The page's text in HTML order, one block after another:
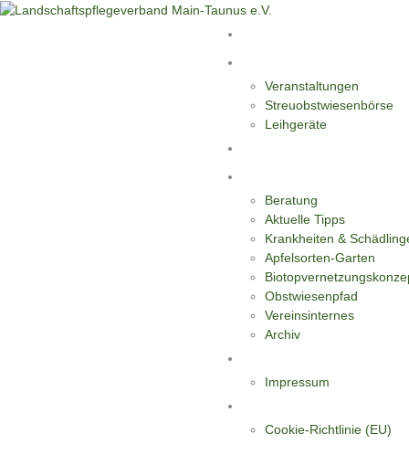
Veranstaltungen
Streuobstwiesenbörse
Leihgeräte
Beratung
Aktuelle Tipps
Krankheiten &
Apfelsorten-Garten
Obstwiesenpfad
Vereinsinternes
Archiv
Impressum
Cookie-Richtlinie (EU)